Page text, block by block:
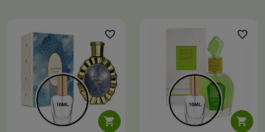

favorite_border

favorite_border